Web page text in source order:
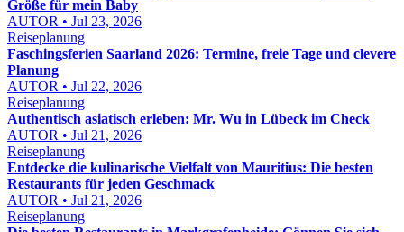
Größe für mein Baby
AUTOR • Jul 23, 2026
Reiseplanung
Faschingsferien Saarland 2026: Termine, freie Tage und clevere
Planung
AUTOR • Jul 22, 2026
Reiseplanung
Authentisch asiatisch erleben: Mr. Wu in Lübeck im Check
AUTOR • Jul 21, 2026
Reiseplanung
Entdecke die kulinarische Vielfalt von Mauritius: Die besten
Restaurants für jeden Geschmack
AUTOR • Jul 21, 2026
Reiseplanung